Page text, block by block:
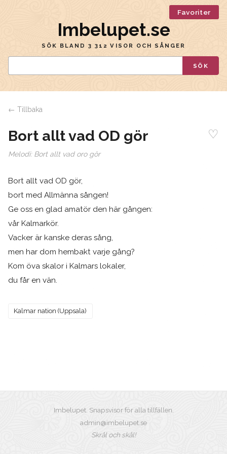
Favoriter
Imbelupet.se
SÖK BLAND 3 312 VISOR OCH SÅNGER
SÖK
← Tillbaka
Bort allt vad OD gör ♡
Melodi: Bort allt vad oro gör
Bort allt vad OD gör,
bort med Allmänna sången!
Ge oss en glad amatör den här gången:
vår Kalmarkör.
Vacker är kanske deras sång,
men har dom hembakt varje gång?
Kom öva skalor i Kalmars lokaler,
du får en vän.
Kalmar nation (Uppsala)
Imbelupet. Snapsvisor för alla tillfällen.
admin@imbelupet.se
Skrål och skål!